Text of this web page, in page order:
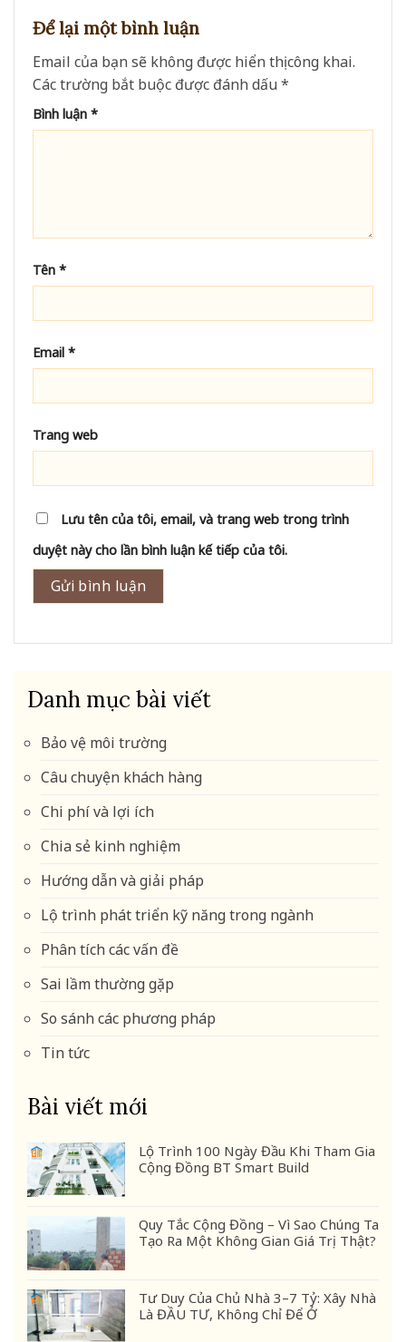
Để lại một bình luận
Email của bạn sẽ không được hiển thị công khai.
Các trường bắt buộc được đánh dấu *
Bình luận *
Tên *
Email *
Trang web
Lưu tên của tôi, email, và trang web trong trình
duyệt này cho lần bình luận kế tiếp của tôi.
Danh mục bài viết
Bảo vệ môi trường
Câu chuyện khách hàng
Chi phí và lợi ích
Chia sẻ kinh nghiệm
Hướng dẫn và giải pháp
Lộ trình phát triển kỹ năng trong ngành
Phân tích các vấn đề
Sai lầm thường gặp
So sánh các phương pháp
Tin tức
Bài viết mới
Lộ Trình 100 Ngày Đầu Khi Tham Gia
Cộng Đồng BT Smart Build
Quy Tắc Cộng Đồng – Vì Sao Chúng Ta
Tạo Ra Một Không Gian Giá Trị Thật?
Tư Duy Của Chủ Nhà 3–7 Tỷ: Xây Nhà
Là ĐẦU TƯ, Không Chỉ Để Ở